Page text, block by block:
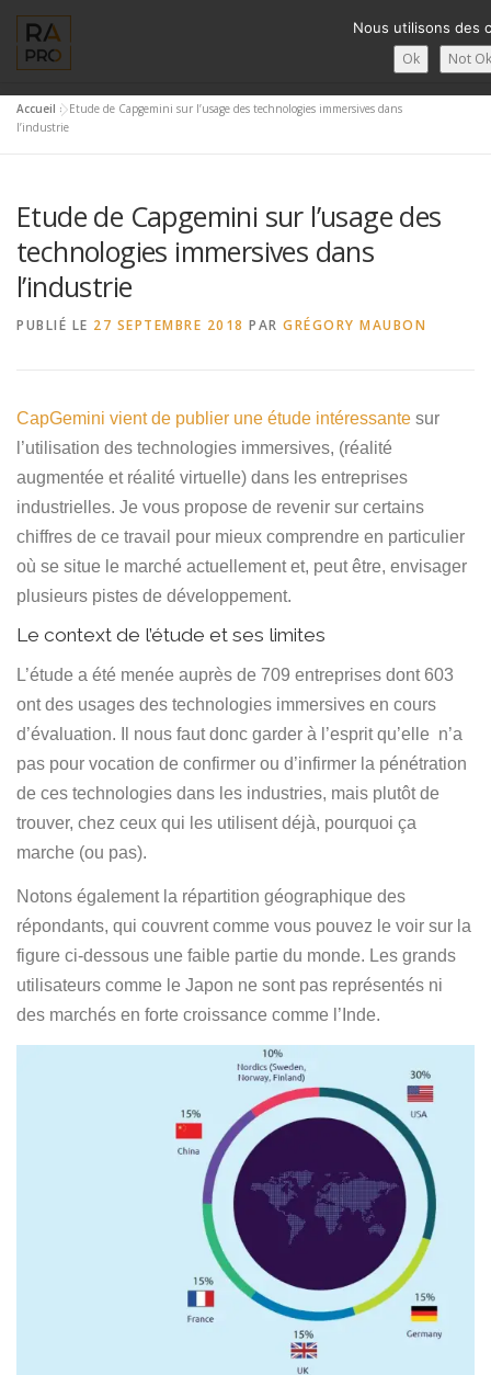
contenu
LA RÉALITÉ AUGMENTÉE ?
FRANÇAIS
Français
简体中文
日本語
Español
Accueil »Etude de Capgemini sur l’usage des technologies immersives dans
l’industrie
Etude de Capgemini sur l’usage des
technologies immersives dans
l’industrie
PUBLIÉ LE 27 SEPTEMBRE 2018 PAR GRÉGORY MAUBON
CapGemini vient de publier une étude intéressante sur
l’utilisation des technologies immersives, (réalité
augmentée et réalité virtuelle) dans les entreprises
industrielles. Je vous propose de revenir sur certains
chiffres de ce travail pour mieux comprendre en particulier
où se situe le marché actuellement et, peut être, envisager
plusieurs pistes de développement.
Le context de l’étude et ses limites
L’étude a été menée auprès de 709 entreprises dont 603
ont des usages des technologies immersives en cours
d’évaluation. Il nous faut donc garder à l’esprit qu’elle n’a
pas pour vocation de confirmer ou d’infirmer la pénétration
de ces technologies dans les industries, mais plutôt de
trouver, chez ceux qui les utilisent déjà, pourquoi ça
marche (ou pas).
Notons également la répartition géographique des
répondants, qui couvrent comme vous pouvez le voir sur la
figure ci-dessous une faible partie du monde. Les grands
utilisateurs comme le Japon ne sont pas représentés ni
des marchés en forte croissance comme l’Inde.
Nous utilisons des
Ok Not Ok